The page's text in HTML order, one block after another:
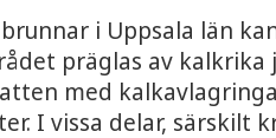
i Uppsala län
präglas av kalkrika
med
I vissa delar, särskilt